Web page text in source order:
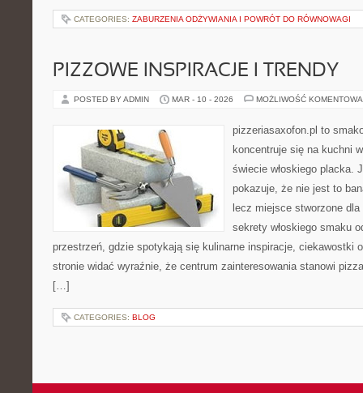
CATEGORIES: ZABURZENIA ODŻYWIANIA I POWRÓT DO RÓWNOWAGI
PIZZOWE INSPIRACJE I TRENDY
POSTED BY ADMIN MAR - 10 - 2026 MOŻLIWOŚĆ
pizzeriasaxofon.pl to
koncentruje się na kuchni
świecie włoskiego placka.
pokazuje, że nie jest to
lecz miejsce stworzone
sekrety włoskiego smaku
przestrzeń, gdzie spotykają się kulinarne inspiracje, ciekawostki
stronie widać wyraźnie, że centrum zainteresowania stanowi
[…]
CATEGORIES: BLOG